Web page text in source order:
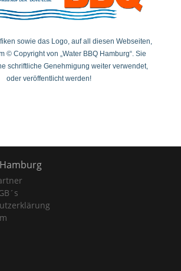
sowie das Logo, auf all diesen Webseiten,
© Copyright von „Water BBQ Hamburg“. Sie
schriftliche Genehmigung weiter verwendet,
oder veröffentlicht werden!